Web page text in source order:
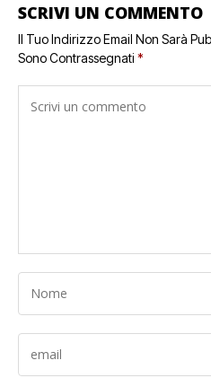
SCRIVI UN COMMENTO
Il Tuo Indirizzo Email Non Sarà
Sono Contrassegnati *